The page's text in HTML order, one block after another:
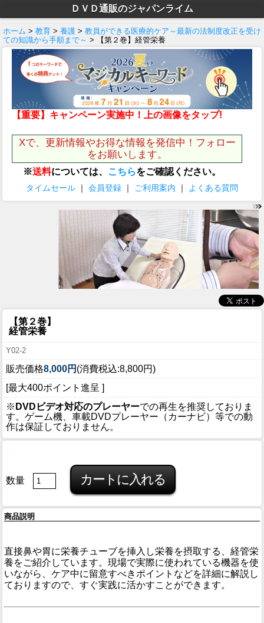
ＤＶＤ通販のジャパンライム
ホーム > 教育 > 養護 > 教員ができる医療的ケア～最新の法制度改正を受け
ての知識から手順まで～ > 【第２巻】経管栄養
【重要】キャンペーン実施中！上の画像をタップ!
Xで、更新情報やお得な情報を発信中！フォロー
をお願いします。
※送料については、 こちらをご確認ください。
タイムセール ｜ 会員登録 ｜ ご利用案内 ｜ よくある質問
【第２巻】
経管栄養
Y02-2
販売価格8,000円 (消費税込:8,800円)
[最大400ポイント進呈 ]
※ DVDビデオ対応のプレーヤーでの再生を推奨しておりま
す。ゲーム機、車載DVDプレーヤー（カーナビ）等での動
作は保証しておりません。
数量
商品説明
直接鼻や胃に栄養チューブを挿入し栄養を摂取する、経管栄
養をご紹介しています。現場で実際に使われている機器を使
いながら、ケア中に留意すべきポイントなどを詳細に解説し
ておりますので、すぐ実践に活かすことができます。